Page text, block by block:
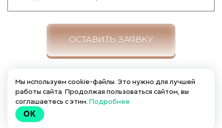
ОСТАВИТЬ ЗАЯВКУ
данных
в соответствии с
Политикой обработки
персональных данных
. С Политикой обработки
персональных данных ознакомлен (-на) и согласен (-
на)
Мы используем cookie-файлы. Это нужно для лучшей
работы сайта. Продолжая пользоваться сайтом, вы
соглашаетесь с этим. Подробнее
OK